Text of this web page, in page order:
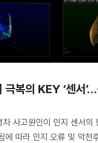
극복의 KEY ‘센서
차 사고원인이 인지 센서의
에 따라 인지 오류 및 악천